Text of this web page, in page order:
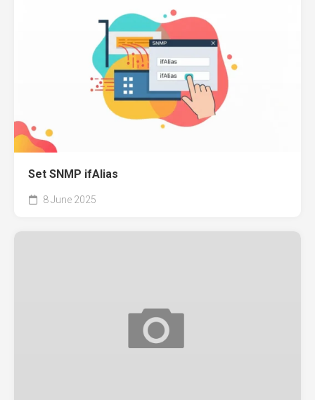
Set SNMP ifAlias
8 June 2025